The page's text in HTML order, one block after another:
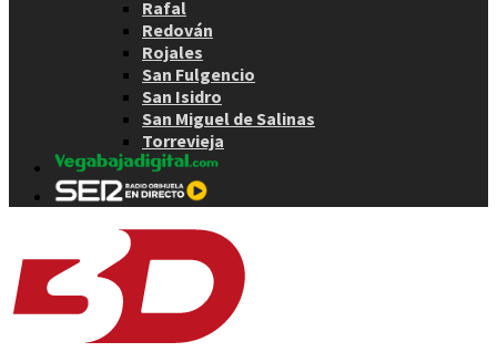
Rafal
Redován
Rojales
San Fulgencio
San Isidro
San Miguel de Salinas
Torrevieja